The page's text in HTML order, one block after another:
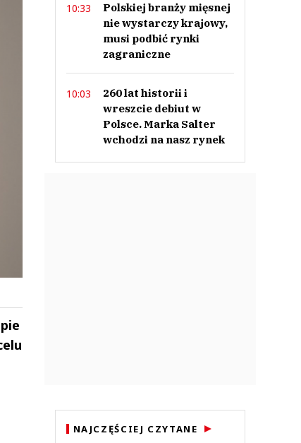
10:33
Polskiej branży mięsnej
nie wystarczy krajowy,
musi podbić rynki
zagraniczne
10:03
260 lat historii i
wreszcie debiut w
Polsce. Marka Salter
wchodzi na nasz rynek
NAJCZĘŚCIEJ CZYTANE